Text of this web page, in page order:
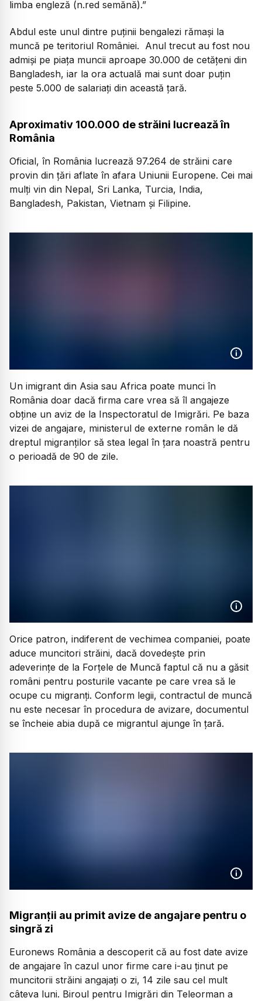
limba engleză (n.red semănă).”
Abdul este unul dintre puținii bengalezi rămași la
muncă pe teritoriul României. Anul trecut au fost nou
admiși pe piața muncii aproape 30.000 de cetățeni din
Bangladesh, iar la ora actuală mai sunt doar puțin
peste 5.000 de salariați din această țară.
Aproximativ 100.000 de străini lucrează în
România
Oficial, în România lucrează 97.264 de străini care
provin din țări aflate în afara Uniunii Europene. Cei mai
mulți vin din Nepal, Sri Lanka, Turcia, India,
Bangladesh, Pakistan, Vietnam și Filipine.
Un imigrant din Asia sau Africa poate munci în
România doar dacă firma care vrea să îl angajeze
obține un aviz de la Inspectoratul de Imigrări. Pe baza
vizei de angajare, ministerul de externe român le dă
dreptul migranților să stea legal în țara noastră pentru
o perioadă de 90 de zile.
Orice patron, indiferent de vechimea companiei, poate
aduce muncitori străini, dacă dovedește prin
adeverințe de la Forțele de Muncă faptul că nu a găsit
români pentru posturile vacante pe care vrea să le
ocupe cu migranți. Conform legii, contractul de muncă
nu este necesar în procedura de avizare, documentul
se încheie abia după ce migrantul ajunge în țară.
Migranții au primit avize de angajare pentru o
singră zi
Euronews România a descoperit că au fost date avize
de angajare în cazul unor firme care i-au ținut pe
muncitorii străini angajați o zi, 14 zile sau cel mult
câteva luni. Biroul pentru Imigrări din Teleorman a